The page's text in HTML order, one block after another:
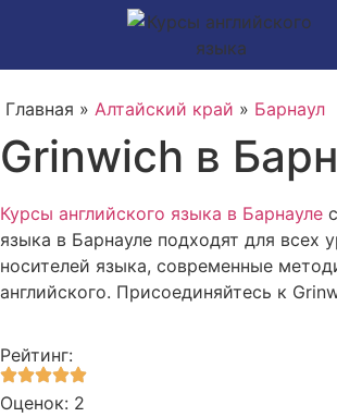
Главная » Алтайский край » Барнаул
Grinwich в
Курсы английского языка в Барнауле
языка в Барнауле подходят для
носителей языка, современные
английского. Присоединяйтесь к
Рейтинг:
Оценок: 2